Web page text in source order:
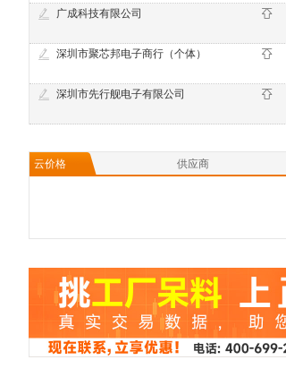
广成科技有限公司
深圳市聚芯邦电子商行（个体）
深圳市先行舰电子有限公司
云价格
供应商